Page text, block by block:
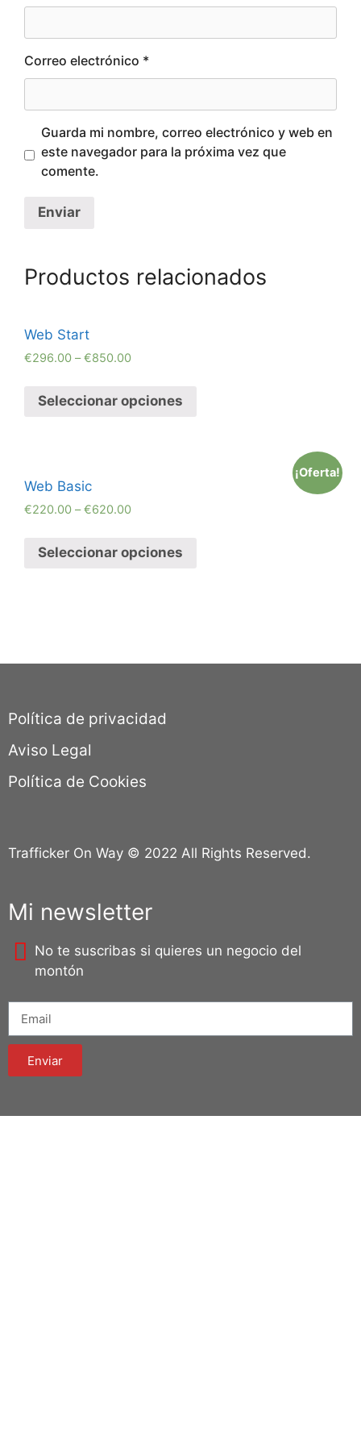
Correo electrónico *
Guarda mi nombre, correo electrónico y web en
este navegador para la próxima vez que
comente.
Productos relacionados
Web Start
€296.00 –€850.00
Seleccionar opciones
¡Oferta!
Web Basic
€220.00 –€620.00
Seleccionar opciones
Política de privacidad
Aviso Legal
Política de Cookies
Trafficker On Way © 2022 All Rights Reserved.
Mi newsletter
No te suscribas si quieres un negocio del
montón
Enviar